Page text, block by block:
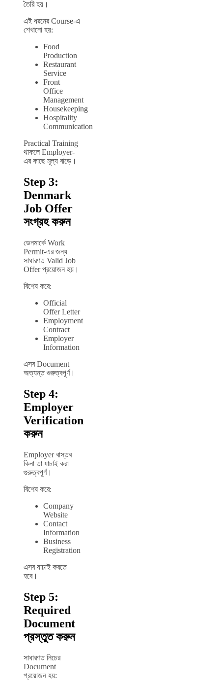
তৈরি হয়।
এই ধরনের Course-এ
শেখানো হয়:
Food
Production
Restaurant
Service
Front
Office
Management
Housekeeping
Hospitality
Communication
Practical Training
থাকলে Employer-
এর কাছে মূল্য বাড়ে।
Step 3:
Denmark
Job Offer
সংগ্রহ করুন
ডেনমার্কে Work
Permit-এর জন্য
সাধারণত Valid Job
Offer প্রয়োজন হয়।
বিশেষ করে:
Official
Offer Letter
Employment
Contract
Employer
Information
এসব Document
অত্যন্ত গুরুত্বপূর্ণ।
Step 4:
Employer
Verification
করুন
Employer বাস্তব
কিনা তা যাচাই করা
গুরুত্বপূর্ণ।
বিশেষ করে:
Company
Website
Contact
Information
Business
Registration
এসব যাচাই করতে
হবে।
Step 5:
Required
Document
প্রস্তুত করুন
সাধারণত নিচের
Document
প্রয়োজন হয়: